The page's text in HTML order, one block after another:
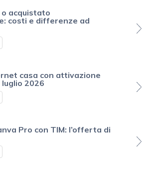
o acquistato
costi e differenze ad
casa con attivazione
2026
Pro con TIM: l’offerta di